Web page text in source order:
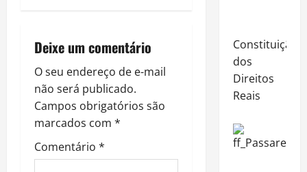
v
i
g
a
t
Deixe um comentário
O seu endereço de e-mail
não será publicado.
Campos obrigatórios são
marcados com *
Comentário *
Constituição
dos
Direitos
Reais